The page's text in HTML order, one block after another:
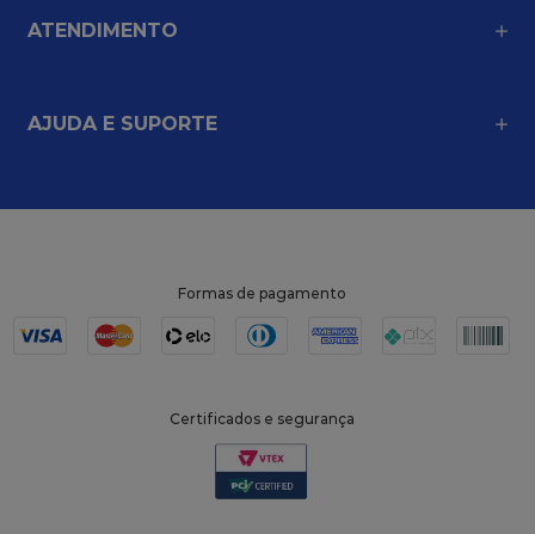
ATENDIMENTO
AJUDA E SUPORTE
Formas de pagamento
Certificados e segurança